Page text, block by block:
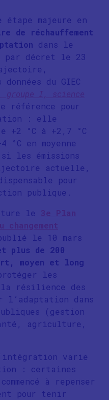
majeure en
de réchauffement
dans le
par décret le 23
du GIEC
groupe I, science
référence pour
: elle
+2 °C à +2,7 °C
en moyenne
les émissions
actuelle,
pour
publique.
le 3e Plan
le 10 mars
plus de 200
moyen et long
les
résilience des
dans
(gestion
agriculture,
varie
: certaines
à repenser
pour tenir